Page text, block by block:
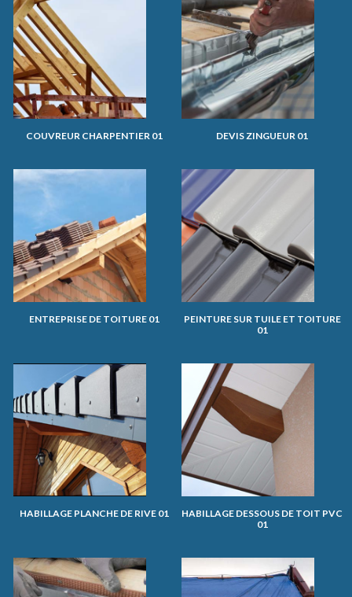
COUVREUR CHARPENTIER 01 DEVIS ZINGUEUR 01
ENTREPRISE DE TOITURE 01
PEINTURE SUR TUILE ET TOITURE
01
HABILLAGE PLANCHE DE RIVE 01
HABILLAGE DESSOUS DE TOIT PVC
01